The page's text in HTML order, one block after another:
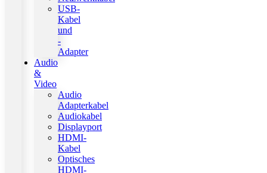
USB-
Kabel
und
-
Adapter
Audio
&
Video
Audio
Adapterkabel
Audiokabel
Displayport
HDMI-
Kabel
Optisches
HDMI-